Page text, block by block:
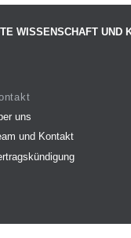
WISSENSCHAFT UND
uns
und Kontakt